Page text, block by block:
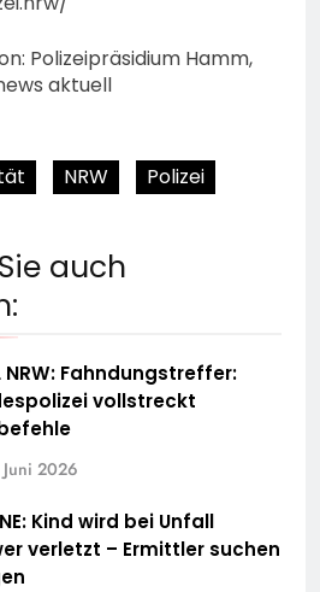
Polizeipräsidium Hamm,
aktuell
NRW Polizei
auch
NRW: Fahndungstreffer:
vollstreckt
Juni 2026
Kind wird bei Unfall
verletzt – Ermittler suchen